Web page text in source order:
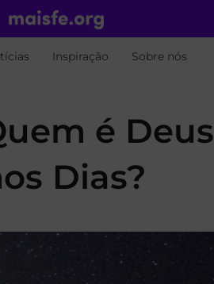
Inspiração Sobre nós
é Deus
Dias?